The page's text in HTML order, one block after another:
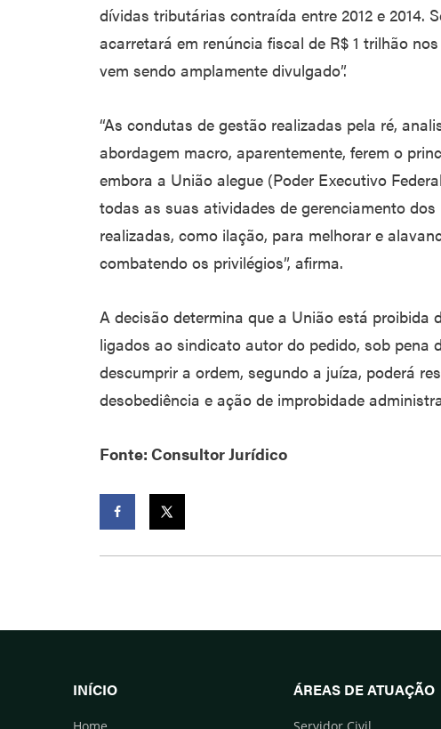
dívidas tributárias contraída entre 2012 e 2014.
acarretará em renúncia fiscal de R$ 1 trilhão
vem sendo amplamente divulgado”.
“As condutas de gestão realizadas pela ré,
abordagem macro, aparentemente, ferem o
embora a União alegue (Poder Executivo
todas as suas atividades de gerenciamento
realizadas, como ilação, para melhorar e
combatendo os privilégios”, afirma.
A decisão determina que a União está proibida
ligados ao sindicato autor do pedido, sob pena
descumprir a ordem, segundo a juíza, poderá
desobediência e ação de improbidade
Fonte: Consultor Jurídico
INÍCIO ÁREAS DE ATUAÇÃO